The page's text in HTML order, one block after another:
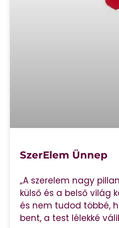
SzerElem Ünnep
„A szerelem nagy
külső és a belső világ
és nem tudod többé,
bent, a test lélekké